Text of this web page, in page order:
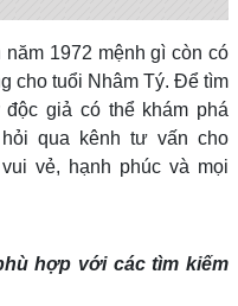
1972 mệnh gì còn có
cho tuổi Nhâm Tý. Để tìm
giả có thể khám phá
qua kênh tư vấn cho
vẻ, hạnh phúc và mọi
hợp với các tìm kiếm